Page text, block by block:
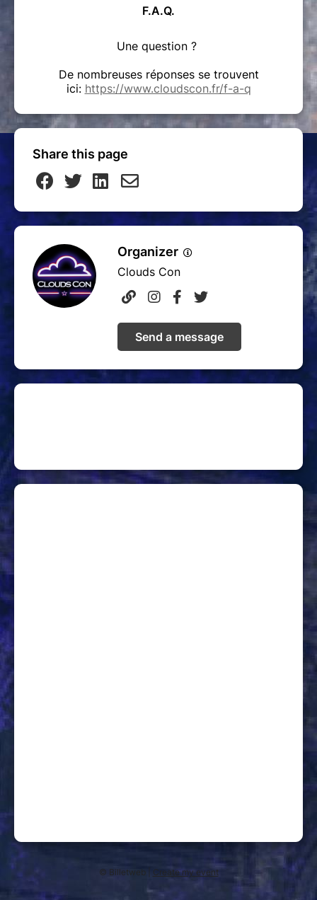
F.A.Q.
Une question ?
De nombreuses réponses se trouvent
ici: https://www.cloudscon.fr/f-a-q
Share this page
Organizer
Clouds Con
Send a message
© Billetweb | Create my event